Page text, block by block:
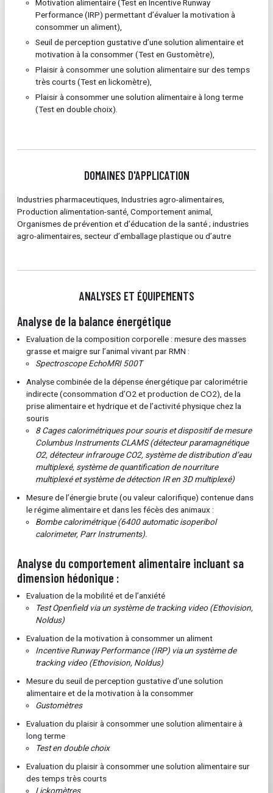
Motivation alimentaire (Test en Incentive Runway
Performance (IRP) permettant d’évaluer la motivation à
consommer un aliment),
Seuil de perception gustative d’une solution alimentaire et
motivation à la consommer (Test en Gustomètre),
Plaisir à consommer une solution alimentaire sur des temps
très courts (Test en lickomètre),
Plaisir à consommer une solution alimentaire à long terme
(Test en double choix).
DOMAINES D'APPLICATION
Industries pharmaceutiques, Industries agro-alimentaires,
Production alimentation-santé, Comportement animal,
Organismes de prévention et d’éducation de la santé ; industries
agro-alimentaires, secteur d’emballage plastique ou d’autre
ANALYSES ET ÉQUIPEMENTS
Analyse de la balance énergétique
Evaluation de la composition corporelle : mesure des masses
grasse et maigre sur l’animal vivant par RMN :
Spectroscope EchoMRI 500T
Analyse combinée de la dépense énergétique par calorimétrie
indirecte (consommation d’O2 et production de CO2), de la
prise alimentaire et hydrique et de l’activité physique chez la
souris
8 Cages calorimétriques pour souris et dispositif de mesure
Columbus Instruments CLAMS (détecteur paramagnétique
O2, détecteur infrarouge CO2, système de distribution d’eau
multiplexé, système de quantification de nourriture
multiplexé et système de détection IR en 3D multiplexé)
Mesure de l’énergie brute (ou valeur calorifique) contenue dans
le régime alimentaire et dans les fécès des animaux :
Bombe calorimétrique (6400 automatic isoperibol
calorimeter, Parr Instruments).
Analyse du comportement alimentaire incluant sa
dimension hédonique :
Evaluation de la mobilité et de l’anxiété
Test Openfield via un système de tracking video (Ethovision,
Noldus)
Evaluation de la motivation à consommer un aliment
Incentive Runway Performance (IRP) via un système de
tracking video (Ethovision, Noldus)
Mesure du seuil de perception gustative d’une solution
alimentaire et de la motivation à la consommer
Gustomètres
Evaluation du plaisir à consommer une solution alimentaire à
long terme
Test en double choix
Evaluation du plaisir à consommer une solution alimentaire sur
des temps très courts
Lickomètres